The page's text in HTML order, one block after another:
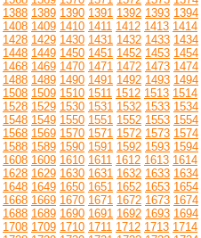
1388 1389 1390 1391 1392 1393 1394
1408 1409 1410 1411 1412 1413 1414
1428 1429 1430 1431 1432 1433 1434
1448 1449 1450 1451 1452 1453 1454
1468 1469 1470 1471 1472 1473 1474
1488 1489 1490 1491 1492 1493 1494
1508 1509 1510 1511 1512 1513 1514
1528 1529 1530 1531 1532 1533 1534
1548 1549 1550 1551 1552 1553 1554
1568 1569 1570 1571 1572 1573 1574
1588 1589 1590 1591 1592 1593 1594
1608 1609 1610 1611 1612 1613 1614
1628 1629 1630 1631 1632 1633 1634
1648 1649 1650 1651 1652 1653 1654
1668 1669 1670 1671 1672 1673 1674
1688 1689 1690 1691 1692 1693 1694
1708 1709 1710 1711 1712 1713 1714